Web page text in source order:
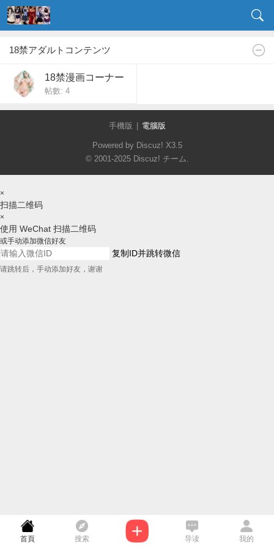
18禁アダルトコンテンツ
18禁漫画コーナー
帖數: 4
手機版 電腦版
Powered by Discuz! X3.5
© 2001-2025 Discuz! チーム.
×
扫描二维码
×
使用 WeChat 扫描二维码
或手动添加微信好友
复制ID并跳转微信
请跳转后，手动添加好友，谢谢
首頁 搜索 导读 我的